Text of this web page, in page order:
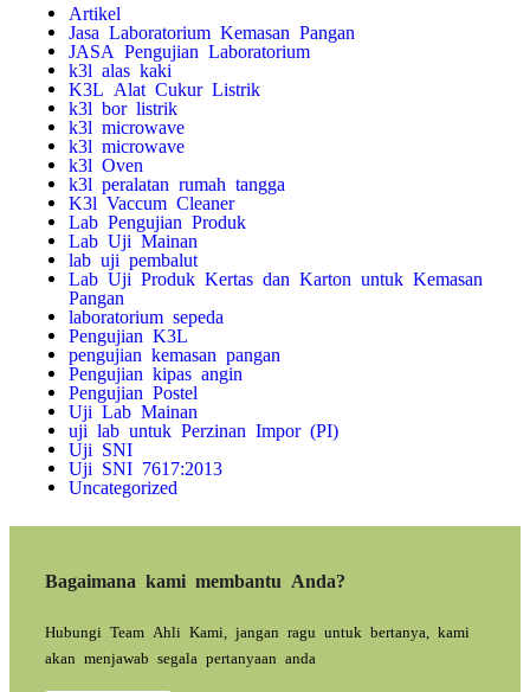
Artikel
Jasa Laboratorium Kemasan Pangan
JASA Pengujian Laboratorium
k3l alas kaki
K3L Alat Cukur Listrik
k3l bor listrik
k3l microwave
k3l microwave
k3l Oven
k3l peralatan rumah tangga
K3l Vaccum Cleaner
Lab Pengujian Produk
Lab Uji Mainan
lab uji pembalut
Lab Uji Produk Kertas dan Karton untuk Kemasan
Pangan
laboratorium sepeda
Pengujian K3L
pengujian kemasan pangan
Pengujian kipas angin
Pengujian Postel
Uji Lab Mainan
uji lab untuk Perzinan Impor (PI)
Uji SNI
Uji SNI 7617:2013
Uncategorized
Bagaimana kami membantu Anda?
Hubungi Team Ahli Kami, jangan ragu untuk bertanya, kami
akan menjawab segala pertanyaan anda